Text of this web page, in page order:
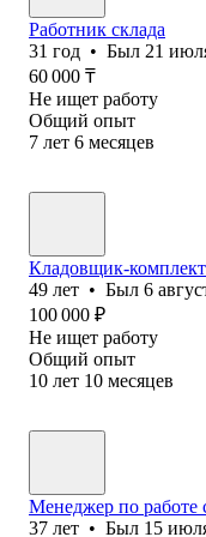
Работник склада
31 год • Был 21
60 000 ₸
Не ищет работу
Общий опыт
7 лет 6 месяцев
Кладовщик-
49 лет • Был 6
100 000 ₽
Не ищет работу
Общий опыт
10 лет 10 месяцев
Менеджер по работе
37 лет • Был 15